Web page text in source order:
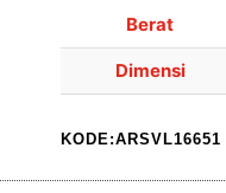
Berat
Dimensi
KODE:ARSVL16651